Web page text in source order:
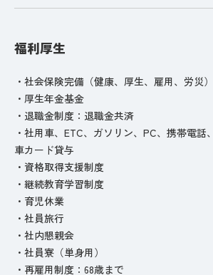
福利厚生
・社会保険完備（健康、厚生、雇用、労災）
・厚生年金基金
・退職金制度：退職金共済
・社用車、ETC、ガソリン、PC、携帯電話
車カード貸与
・資格取得支援制度
・継続教育学習制度
・育児休業
・社員旅行
・社内懇親会
・社員寮（単身用）
・再雇用制度：68歳まで